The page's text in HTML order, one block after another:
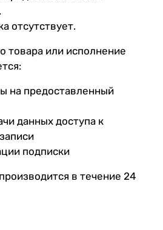
отсутствует.
товара или исполнение
на предоставленный
данных доступа к
подписки
в течение 24